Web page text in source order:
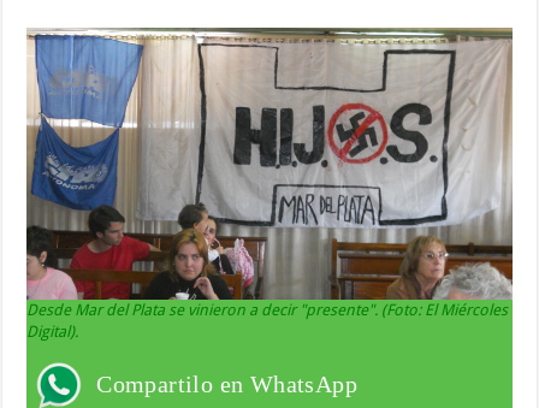
Desde Mar del Plata se vinieron a decir "presente". (Foto: El Miércoles
Digital).
Compartilo en WhatsApp